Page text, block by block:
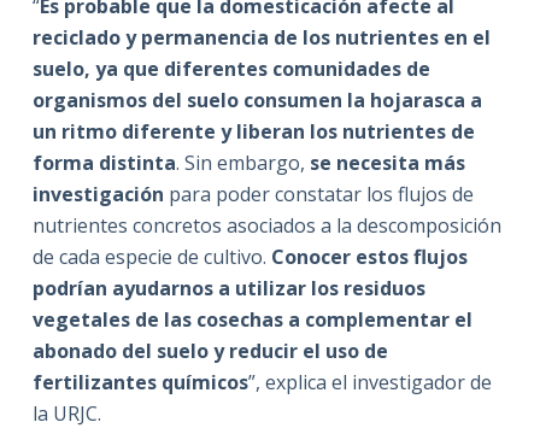
“Es probable que la domesticación afecte al
reciclado y permanencia de los nutrientes en el
suelo, ya que diferentes comunidades de
organismos del suelo consumen la hojarasca a
un ritmo diferente y liberan los nutrientes de
forma distinta. Sin embargo, se necesita más
investigación para poder constatar los flujos de
nutrientes concretos asociados a la descomposición
de cada especie de cultivo. Conocer estos flujos
podrían ayudarnos a utilizar los residuos
vegetales de las cosechas a complementar el
abonado del suelo y reducir el uso de
fertilizantes químicos”, explica el investigador de
la URJC.